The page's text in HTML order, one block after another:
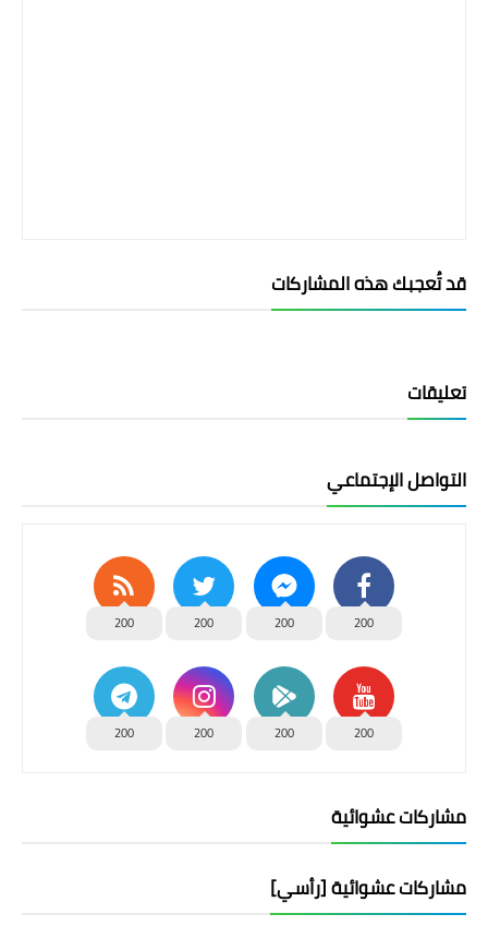
قد تُعجبك هذه المشاركات
تعليقات
التواصل الإجتماعي
200
200
200
200
200
200
200
200
مشاركات عشوائية
مشاركات عشوائية [رأسي]